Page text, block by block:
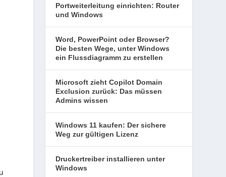
Portweiterleitung einrichten: Router
und Windows
Word, PowerPoint oder Browser?
Die besten Wege, unter Windows
ein Flussdiagramm zu erstellen
Microsoft zieht Copilot Domain
Exclusion zurück: Das müssen
Admins wissen
Windows 11 kaufen: Der sichere
Weg zur gültigen Lizenz
Druckertreiber installieren unter
Windows